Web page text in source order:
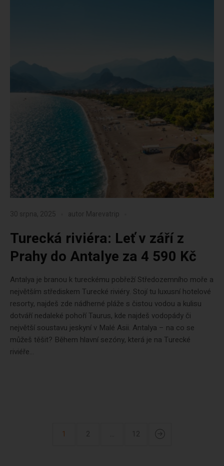
30 srpna, 2025 autor Marevatrip
Turecká riviéra: Leť v září z
Prahy do Antalye za 4 590 Kč
Antalya je branou k tureckému pobřeží Středozemního moře a
největším střediskem Turecké riviéry. Stojí tu luxusní hotelové
resorty, najdeš zde nádherné pláže s čistou vodou a kulisu
dotváří nedaleké pohoří Taurus, kde najdeš vodopády či
největší soustavu jeskyní v Malé Asii. Antalya – na co se
můžeš těšit? Během hlavní sezóny, která je na Turecké
riviéře...
1 2 … 12